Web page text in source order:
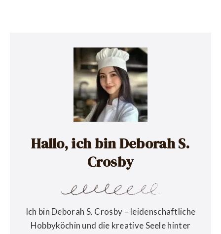
Hallo, ich bin Deborah S.
Crosby
Ich bin Deborah S. Crosby – leidenschaftliche
Hobbyköchin und die kreative Seele hinter